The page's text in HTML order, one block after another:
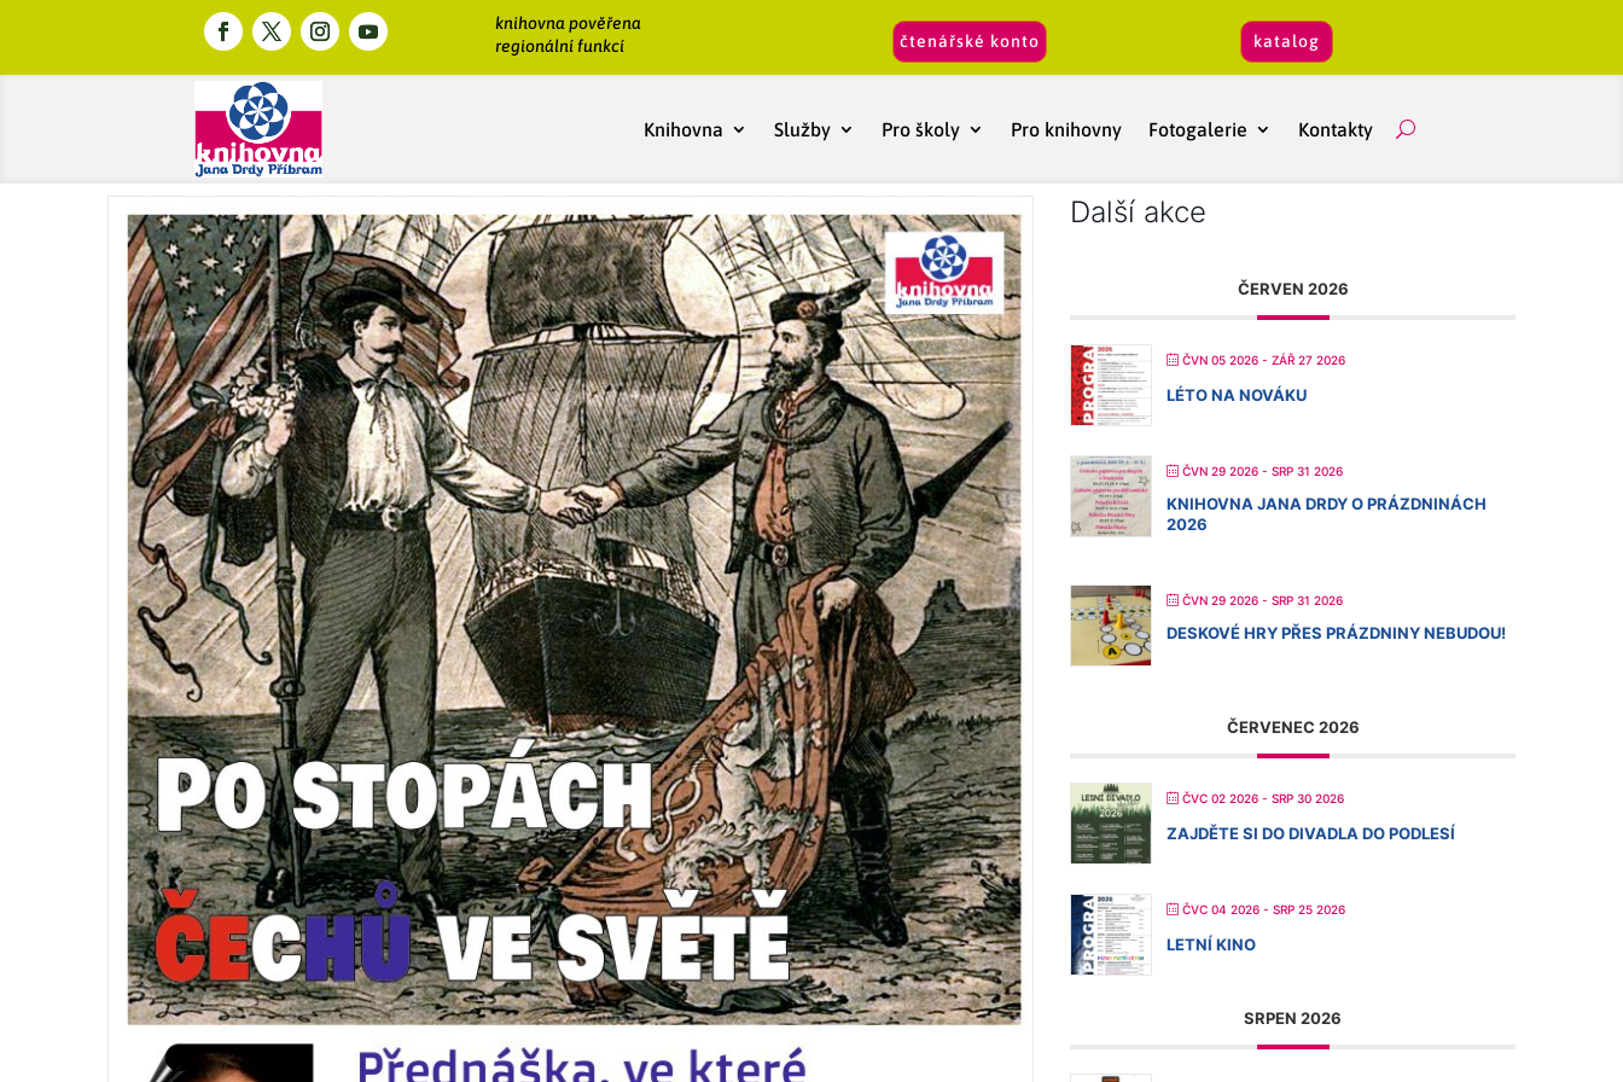
knihovna pověřena
regionální funkcí
čtenářské konto katalog
Knihovna Služby Pro školy Pro knihovny Fotogalerie Kontakty
Další akce
ČERVEN 2026
ČVN 05 2026 - ZÁŘ 27 2026
LÉTO NA NOVÁKU
ČVN 29 2026 - SRP 31 2026
KNIHOVNA JANA DRDY O PRÁZDNINÁCH
2026
ČVN 29 2026 - SRP 31 2026
DESKOVÉ HRY PŘES PRÁZDNINY NEBUDOU!
ČERVENEC 2026
ČVC 02 2026 - SRP 30 2026
ZAJDĚTE SI DO DIVADLA DO PODLESÍ
ČVC 04 2026 - SRP 25 2026
LETNÍ KINO
SRPEN 2026